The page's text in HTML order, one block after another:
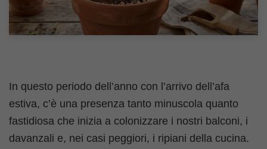
In questo periodo dell’anno con l’arrivo dell’afa
estiva, c’è una presenza tanto minuscola quanto
fastidiosa che inizia a colonizzare i nostri balconi, i
davanzali e, nei casi peggiori, i ripiani della cucina.